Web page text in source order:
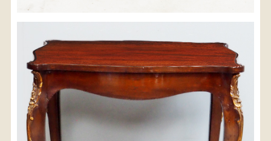
店舗までお問い合わせ下さい。
03-3468-0853